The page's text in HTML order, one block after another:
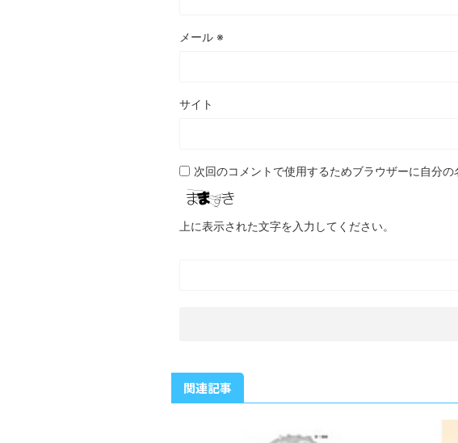
メール ※
サイト
次回のコメントで使用するためブラウザーに自分
上に表示された文字を入力してください。
関連記事